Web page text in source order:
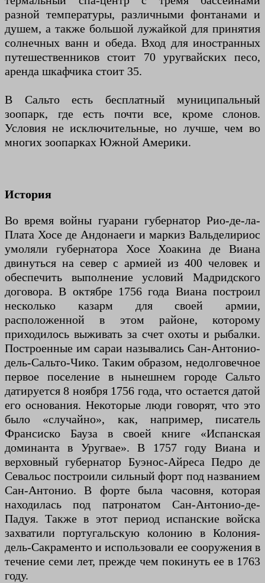
разной температуры, различными фонтанами и
душем, а также большой лужайкой для принятия
солнечных ванн и обеда. Вход для иностранных
путешественников стоит 70 уругвайских песо,
аренда шкафчика стоит 35.
В Сальто есть бесплатный муниципальный
зоопарк, где есть почти все, кроме слонов.
Условия не исключительные, но лучше, чем во
многих зоопарках Южной Америки.
История
Во время войны гуарани губернатор Рио-де-ла-
Плата Хосе де Андонаеги и маркиз Вальделириос
умоляли губернатора Хосе Хоакина де Виана
двинуться на север с армией из 400 человек и
обеспечить выполнение условий Мадридского
договора. В октябре 1756 года Виана построил
несколько казарм для своей армии,
расположенной в этом районе, которому
приходилось выживать за счет охоты и рыбалки.
Построенные им сараи назывались Сан-Антонио-
дель-Сальто-Чико. Таким образом, недолговечное
первое поселение в нынешнем городе Сальто
датируется 8 ноября 1756 года, что остается датой
его основания. Некоторые люди говорят, что это
было «случайно», как, например, писатель
Франсиско Бауза в своей книге «Испанская
доминанта в Уругвае». В 1757 году Виана и
верховный губернатор Буэнос-Айреса Педро де
Севальос построили сильный форт под названием
Сан-Антонио. В форте была часовня, которая
находилась под патронатом Сан-Антонио-де-
Падуя. Также в этот период испанские войска
захватили португальскую колонию в Колония-
дель-Сакраменто и использовали ее сооружения в
течение семи лет, прежде чем покинуть ее в 1763
году.